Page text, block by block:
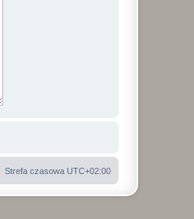
Strefa czasowa UTC+02:00